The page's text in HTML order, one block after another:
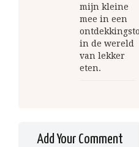
mijn kleine
mee in een
in de wereld
van lekker
eten.
Add Your Comment